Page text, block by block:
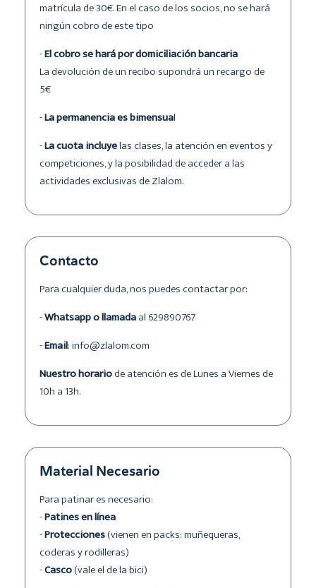
matrícula de 30€. En el caso de los socios, no se hará
ningún cobro de este tipo
-El cobro se hará por domiciliación bancaria
La devolución de un recibo supondrá un recargo de
5€
-La permanencia es bimensual
-La cuota incluyelas clases, la atención en eventos y
competiciones, y la posibilidad de acceder a las
actividades exclusivas de Zlalom.
Contacto
Para cualquier duda, nos puedes contactar por:
-Whatsapp o llamadaal 629890767
-Email: info@zlalom.com
Nuestro horariode atención es de Lunes a Viernes de
10h a 13h.
Material Necesario
Para patinar es necesario:
-Patines en línea
-Protecciones(vienen en packs: muñequeras,
coderas y rodilleras)
-Casco(vale el de la bici)